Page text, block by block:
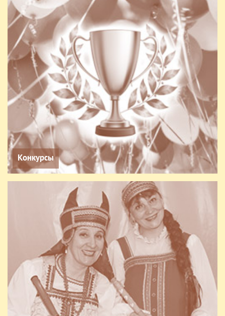
Конкурсы